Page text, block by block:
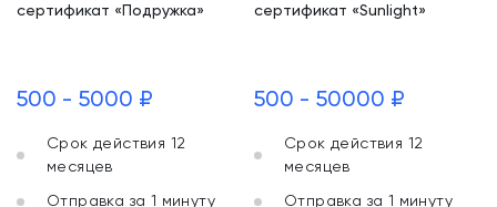
сертификат «Подружка»
500 - 5000 ₽
Срок действия 12
месяцев
Отправка за 1 минуту
сертификат «Sunlight»
500 - 50000 ₽
Срок действия 12
месяцев
Отправка за 1 минуту